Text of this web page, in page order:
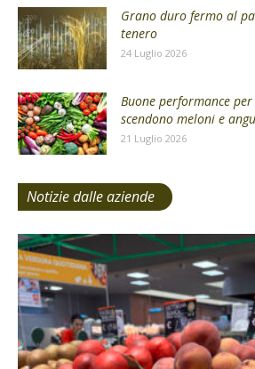
Grano duro fermo al
tenero
24 Luglio 2026
Buone performance per
scendono meloni e
21 Luglio 2026
Notizie dalle aziende